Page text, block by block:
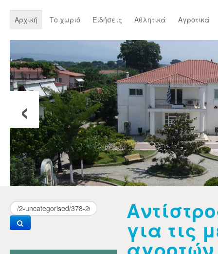
Αρχική Το χωριό Ειδήσεις Αθλητικά Αγροτικά
‹
για τις